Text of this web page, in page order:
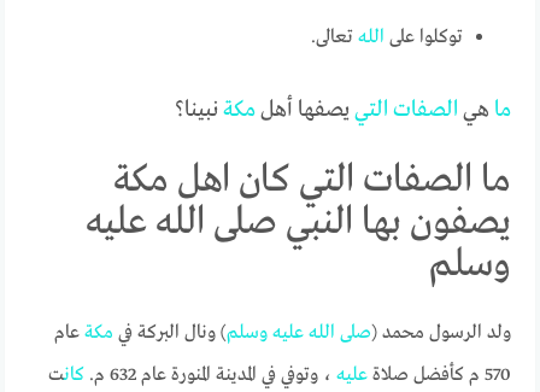
توكلوا على الله تعالى.
ما هي الصفات التييصفها أهلمكةنبينا؟
ما الصفات التي كان اهل مكة
يصفون بها النبي صلى الله عليه
وسلم
ولد الرسول محمد (صلى الله عليه وسلم) ونال البركة في مكة عام
570 م كأفضل صلاة
عليه ، وتوفي في المدينة المنورة عام 632 م. كانت